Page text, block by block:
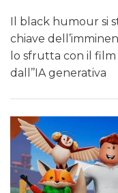
Il black humour si
chiave
lo sfrutta con il
dall’’IA generativa